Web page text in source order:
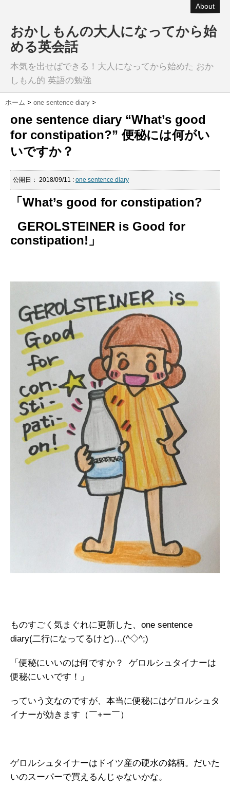
About
おかしもんの大人になってから始
める英会話
本気を出せばできる！大人になってから始めた おか
しもん的 英語の勉強
ホーム > one sentence diary >
one sentence diary “What’s good
for constipation?” 便秘には何がい
いですか？
公開日： 2018/09/11 : one sentence diary
「What’s good for constipation?
GEROLSTEINER is Good for
constipation!」
ものすごく気まぐれに更新した、one sentence
diary(二行になってるけど)…(^◇^;)
「便秘にいいのは何ですか？ ゲロルシュタイナーは
便秘にいいです！」
っていう文なのですが、本当に便秘にはゲロルシュタ
イナーが効きます（￣+ー￣）
ゲロルシュタイナーはドイツ産の硬水の銘柄。だいた
いのスーパーで買えるんじゃないかな。